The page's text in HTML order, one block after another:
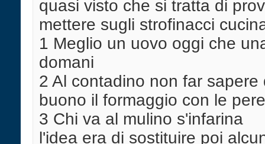
quasi visto che si tratta di
mettere sugli strofinacci
1 Meglio un uovo oggi che
domani
2 Al contadino non far sapere
buono il formaggio con le pere
3 Chi va al mulino s'infarina
l'idea era di sostituire poi